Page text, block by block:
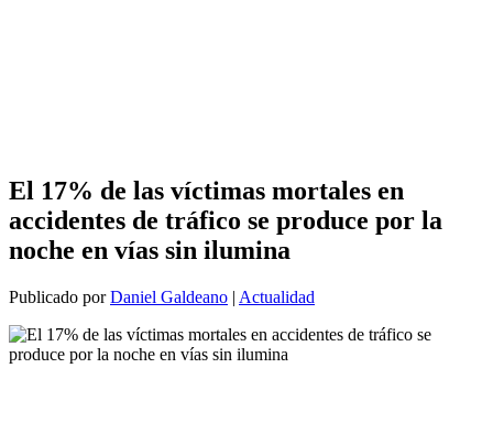
El 17% de las víctimas mortales en
accidentes de tráfico se produce por la
noche en vías sin ilumina
Publicado porDaniel Galdeano | Actualidad